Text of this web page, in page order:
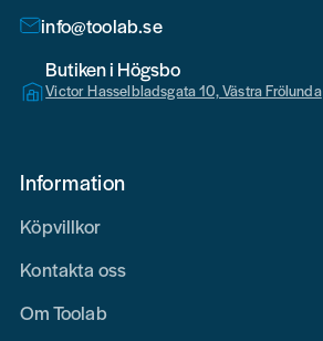
info@toolab.se
Butiken i Högsbo
Victor Hasselbladsgata 10, Västra Frölunda
Information
Köpvillkor
Kontakta oss
Om Toolab